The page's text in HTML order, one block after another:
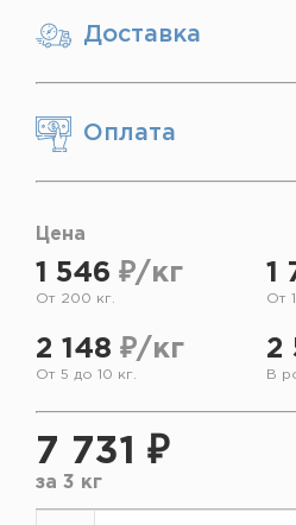
Доставка
Оплата
Цена
1 546 ₽/кг
От 200 кг.
1
От
2 148 ₽/кг
От 5 до 10 кг.
2
В
7 731 ₽
за 3 кг